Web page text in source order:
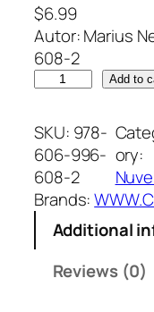
$6.99
Autor: Marius
608-2
e
o
p
a
t
Add to
SKU: 978-
606-996-
608-2
ory:
Brands:
Additional
Reviews (0)